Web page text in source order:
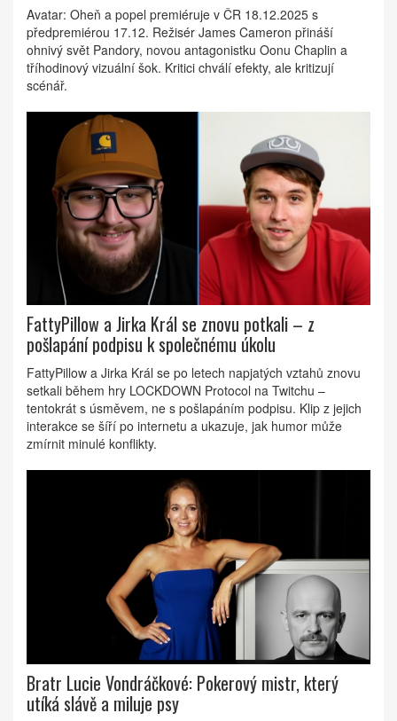
Avatar: Oheň a popel premiéruje v ČR 18.12.2025 s
předpremiérou 17.12. Režisér James Cameron přináší
ohnivý svět Pandory, novou antagonistku Oonu Chaplin a
tříhodinový vizuální šok. Kritici chválí efekty, ale kritizují
scénář.
FattyPillow a Jirka Král se znovu potkali – z
pošlapání podpisu k společnému úkolu
FattyPillow a Jirka Král se po letech napjatých vztahů znovu
setkali během hry LOCKDOWN Protocol na Twitchu –
tentokrát s úsměvem, ne s pošlapáním podpisu. Klip z jejich
interakce se šíří po internetu a ukazuje, jak humor může
zmírnit minulé konflikty.
Bratr Lucie Vondráčkové: Pokerový mistr, který
utíká slávě a miluje psy